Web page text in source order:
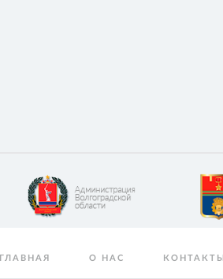
ГЛАВНАЯ О НАС КОНТАКТЫ